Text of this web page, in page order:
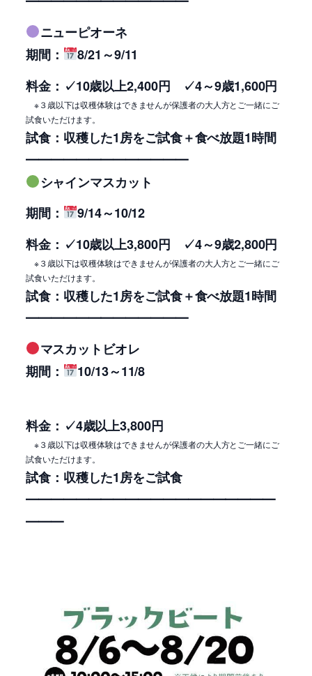
ニューピオーネ
期間：
8/21～9/11
料金： ✓10歳以上2,400円 ✓4～9歳1,600円
※３歳以下は収穫体験はできませんが保護者の大人方とご一緒にご
試食いただけます。
試食：収穫した1房をご試食＋食べ放題1時間
━━━━━━━━━━━━━
シャインマスカット
期間：
9/14～10/12
料金： ✓10歳以上3,800円 ✓4～9歳2,800円
※３歳以下は収穫体験はできませんが保護者の大人方とご一緒にご
試食いただけます。
試食：収穫した1房をご試食＋食べ放題1時間
━━━━━━━━━━━━━
マスカットビオレ
期間：
10/13～11/8
料金：✓4歳以上3,800円
※３歳以下は収穫体験はできませんが保護者の大人方とご一緒にご
試食いただけます。
試食：収穫した1房をご試食
━━━━━━━━━━━━━━━━━━━━
━━━